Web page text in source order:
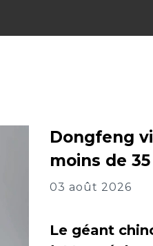
Dongfeng
moins de
03 août 2026
Le géant